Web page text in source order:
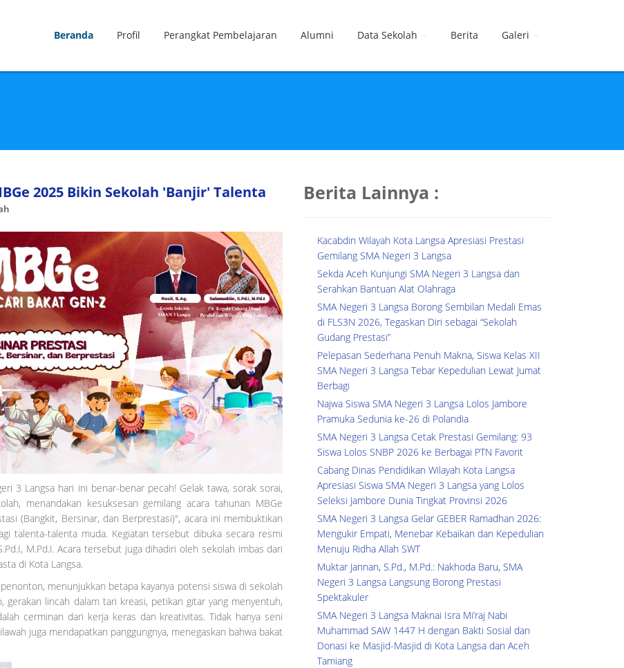
Beranda Profil Perangkat Pembelajaran Alumni Data Sekolah Berita Galeri
2025 Bikin Sekolah 'Banjir' Talenta
3 Langsa hari ini benar-benar pecah! Gelak tawa, sorak sorai,
menandakan kesuksesan gemilang acara tahunan MBGe
(Bangkit, Bersinar, dan Berprestasi)", acara ini membuktikan
talenta-talenta muda. Kegiatan tersebut dibuka secara resmi
M.Pd.I. Acara tersebut juga dihadiri oleh sekolah imbas dari
di Kota Langsa.
menunjukkan betapa kayanya potensi siswa di sekolah
lincah dalam tari kreasi, petikan gitar yang menyentuh,
cerminan dari kerja keras dan kreativitas. Tidak hanya seni
juga mendapatkan panggungnya, menegaskan bahwa bakat
Berita Lainnya :
Kacabdin Wilayah Kota Langsa Apresiasi Prestasi
Gemilang SMA Negeri 3 Langsa
Sekda Aceh Kunjungi SMA Negeri 3 Langsa dan
Serahkan Bantuan Alat Olahraga
SMA Negeri 3 Langsa Borong Sembilan Medali Emas
di FLS3N 2026, Tegaskan Diri sebagai “Sekolah
Gudang Prestasi”
Pelepasan Sederhana Penuh Makna, Siswa Kelas XII
SMA Negeri 3 Langsa Tebar Kepedulian Lewat Jumat
Berbagi
Najwa Siswa SMA Negeri 3 Langsa Lolos Jambore
Pramuka Sedunia ke-26 di Polandia
SMA Negeri 3 Langsa Cetak Prestasi Gemilang: 93
Siswa Lolos SNBP 2026 ke Berbagai PTN Favorit
Cabang Dinas Pendidikan Wilayah Kota Langsa
Apresiasi Siswa SMA Negeri 3 Langsa yang Lolos
Seleksi Jambore Dunia Tingkat Provinsi 2026
SMA Negeri 3 Langsa Gelar GEBER Ramadhan 2026:
Mengukir Empati, Menebar Kebaikan dan Kepedulian
Menuju Ridha Allah SWT
Muktar Jannan, S.Pd., M.Pd.: Nakhoda Baru, SMA
Negeri 3 Langsa Langsung Borong Prestasi
Spektakuler
SMA Negeri 3 Langsa Maknai Isra Mi’raj Nabi
Muhammad SAW 1447 H dengan Bakti Sosial dan
Donasi ke Masjid-Masjid di Kota Langsa dan Aceh
Tamiang